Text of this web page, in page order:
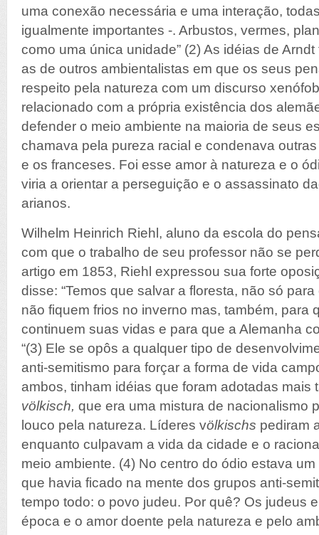
uma conexão necessária e uma interação,
igualmente importantes -. Arbustos, vermes,
como uma única unidade” (2) As idéias de
as de outros ambientalistas em que os seus
respeito pela natureza com um discurso
relacionado com a própria existência dos
defender o meio ambiente na maioria de seus
chamava pela pureza racial e condenava
e os franceses. Foi esse amor à natureza e o
viria a orientar a perseguição e o assassinato
arianos.
Wilhelm Heinrich Riehl, aluno da escola do
com que o trabalho de seu professor não se
artigo em 1853, Riehl expressou sua forte
disse: “Temos que salvar a floresta, não só
não fiquem frios no inverno mas, também, para
continuem suas vidas e para que a Alemanha
“(3) Ele se opôs a qualquer tipo de
anti-semitismo para forçar a forma de vida
ambos, tinham idéias que foram adotadas mais
völkisch, que era uma mistura de nacionalismo
louco pela natureza. Líderes völkischs pediram
enquanto culpavam a vida da cidade e o
meio ambiente. (4) No centro do ódio estava
que havia ficado na mente dos grupos anti-
tempo todo: o povo judeu. Por quê? Os judeus
época e o amor doente pela natureza e pelo